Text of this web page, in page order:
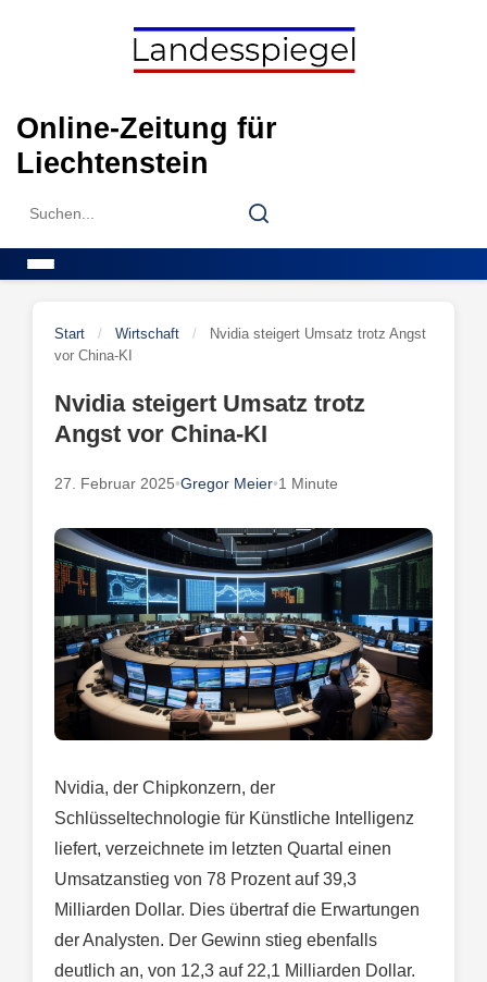
Online-Zeitung für
Liechtenstein
Search
Search
Start / Wirtschaft /
Nvidia steigert Umsatz trotz Angst
vor China-KI
Nvidia steigert Umsatz trotz
Angst vor China-KI
27. Februar 2025•Gregor Meier•1 Minute
Nvidia, der Chipkonzern, der
Schlüsseltechnologie für Künstliche Intelligenz
liefert, verzeichnete im letzten Quartal einen
Umsatzanstieg von 78 Prozent auf 39,3
Milliarden Dollar. Dies übertraf die Erwartungen
der Analysten. Der Gewinn stieg ebenfalls
deutlich an, von 12,3 auf 22,1 Milliarden Dollar.